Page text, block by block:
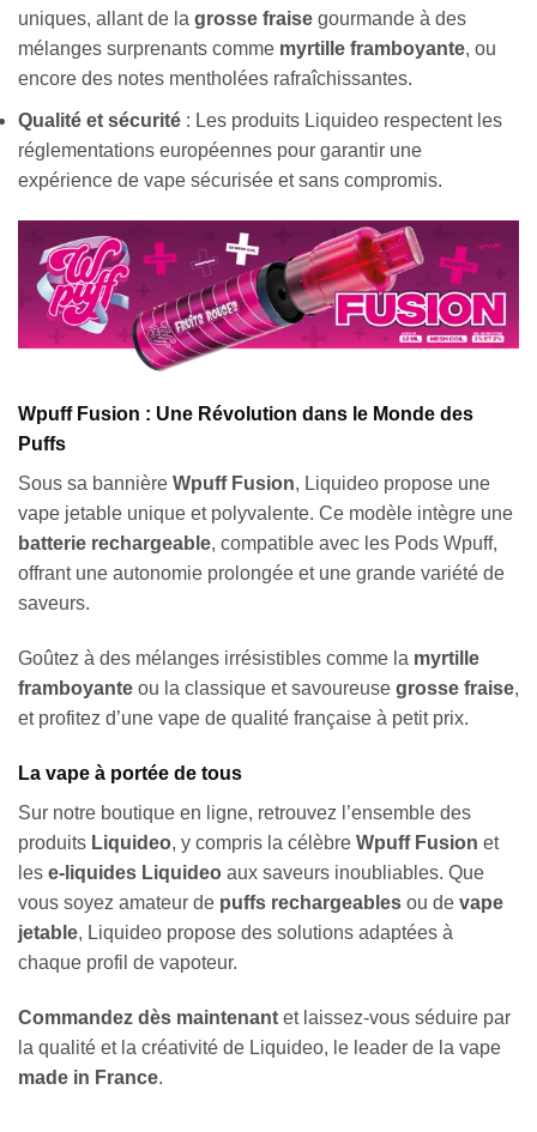
uniques, allant de la grosse fraise gourmande à des
mélanges surprenants comme myrtille framboyante, ou
encore des notes mentholées rafraîchissantes.
Qualité et sécurité : Les produits Liquideo respectent les
réglementations européennes pour garantir une
expérience de vape sécurisée et sans compromis.
Wpuff Fusion : Une Révolution dans le Monde des
Puffs
Sous sa bannière Wpuff Fusion, Liquideo propose une
vape jetable unique et polyvalente. Ce modèle intègre une
batterie rechargeable, compatible avec les Pods Wpuff,
offrant une autonomie prolongée et une grande variété de
saveurs.
Goûtez à des mélanges irrésistibles comme la myrtille
framboyante ou la classique et savoureuse grosse fraise,
et profitez d’une vape de qualité française à petit prix.
La vape à portée de tous
Sur notre boutique en ligne, retrouvez l’ensemble des
produits Liquideo, y compris la célèbre Wpuff Fusion et
les e-liquides Liquideo aux saveurs inoubliables. Que
vous soyez amateur de puffs rechargeables ou de vape
jetable, Liquideo propose des solutions adaptées à
chaque profil de vapoteur.
Commandez dès maintenant et laissez-vous séduire par
la qualité et la créativité de Liquideo, le leader de la vape
made in France.